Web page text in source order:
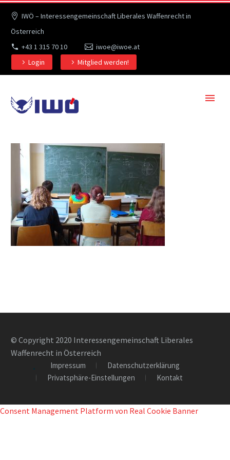
IWÖ – Interessengemeinschaft Liberales Waffenrecht in
Österreich
+43 1 315 70 10
iwoe@iwoe.at
Login
Mitglied werden!
© Copyright 2020 Interessengemeinschaft Liberales
Waffenrecht in Österreich
Impressum
Datenschutzerklärung
Privatsphäre-Einstellungen
Kontakt
Consent Management Platform von Real Cookie Banner